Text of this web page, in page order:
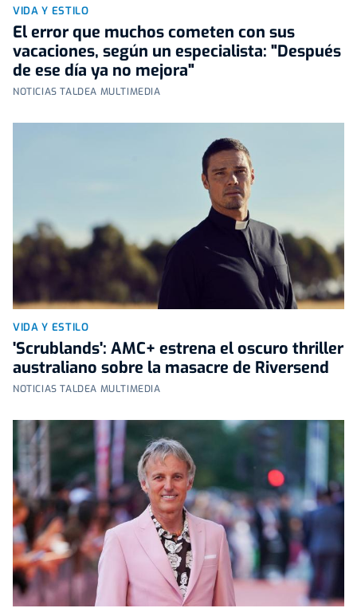
VIDA Y ESTILO
El error que muchos cometen con sus
vacaciones, según un especialista: "Después
de ese día ya no mejora"
NOTICIAS TALDEA MULTIMEDIA
VIDA Y ESTILO
'Scrublands': AMC+ estrena el oscuro thriller
australiano sobre la masacre de Riversend
NOTICIAS TALDEA MULTIMEDIA